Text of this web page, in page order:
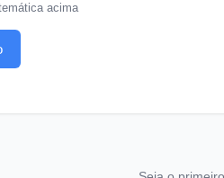
acima